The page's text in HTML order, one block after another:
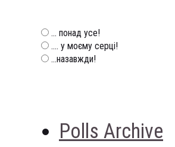
... понад усе!
.... у моєму серці!
...назавжди!
Polls Archive